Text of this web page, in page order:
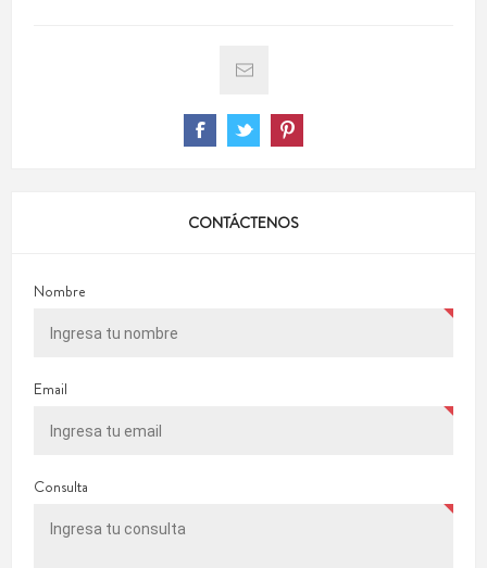
CONTÁCTENOS
Nombre
Email
Consulta